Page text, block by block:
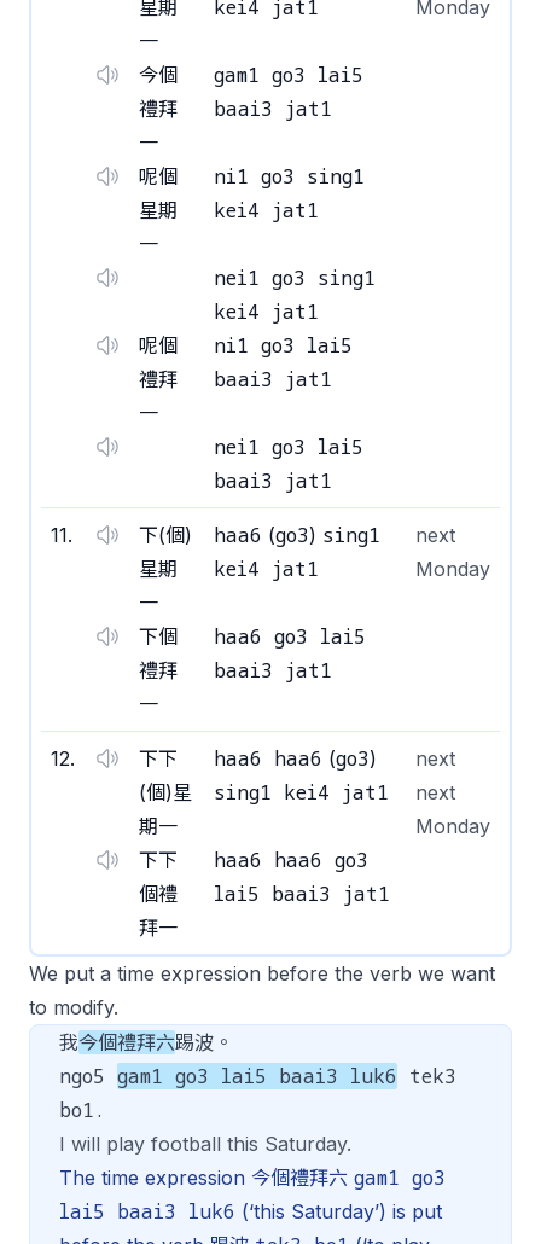
星期
一
kei4 jat1
Monday
今個
禮拜
一
gam1 go3 lai5
baai3 jat1
呢個
星期
一
ni1 go3 sing1
kei4 jat1
nei1 go3 sing1
kei4 jat1
呢個
禮拜
一
ni1 go3 lai5
baai3 jat1
nei1 go3 lai5
baai3 jat1
11.
下(個)
星期
一
haa6 (go3) sing1
kei4 jat1
next
Monday
下個
禮拜
一
haa6 go3 lai5
baai3 jat1
12.
下下
(個)星
期一
haa6 haa6 (go3)
sing1 kei4 jat1
next
next
Monday
下下
個禮
拜一
haa6 haa6 go3
lai5 baai3 jat1
We put a time expression before the verb we want
to modify.
我今個禮拜六踢波。
ngo5 gam1 go3 lai5 baai3 luk6 tek3
bo1.
I will play football this Saturday.
The time expression 今個禮拜六 gam1 go3
lai5 baai3 luk6 (‘this Saturday’) is put